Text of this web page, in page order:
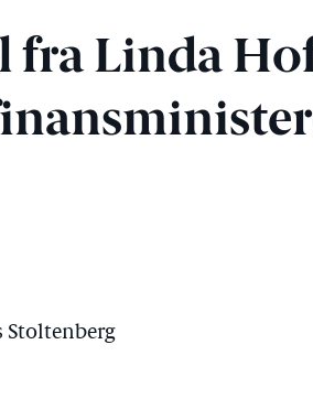
fra Linda
Stoltenberg